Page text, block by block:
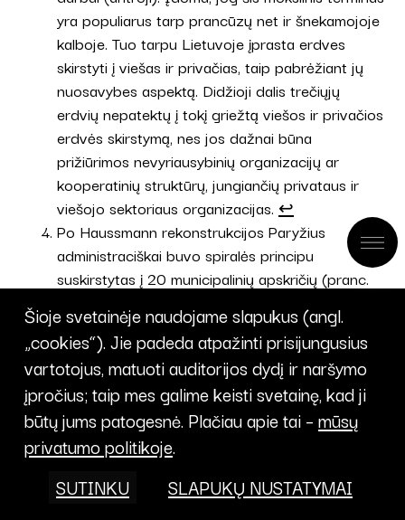
yra populiarus tarp prancūzų net ir šnekamojoje
kalboje. Tuo tarpu Lietuvoje įprasta erdves
skirstyti į viešas ir privačias, taip pabrėžiant jų
nuosavybes aspektą. Didžioji dalis trečiųjų
erdvių nepatektų į tokį griežtą viešos ir privačios
erdvės skirstymą, nes jos dažnai būna
prižiūrimos nevyriausybinių organizacijų ar
kooperatinių struktūrų, jungiančių privataus ir
viešojo sektoriaus organizacijas. ↩︎
Po Haussmann rekonstrukcijos Paryžius
administraciškai buvo spiralės principu
suskirstytas į 20 municipalinių apskričių (pranc.
↩︎
Šio metodo esmė savo kūnu patirti, kurti ir atlikti
veikimo erdvėje instrukcijas (angl. scores).↩︎
Kiek ironiška nes pats G.E. Haussmann norėjo
šias kapines sunaikinti, iškeliant jas už miesto.
↩︎
Paryžiaus plėtros metu didelė dalis pastatų
statybai ir gatvių tiesimui naudoto kalkakmenio ir
Šioje svetainėje naudojame slapukus (angl.
„cookies“). Jie padeda atpažinti prisijungusius
vartotojus, matuoti auditorijos dydį ir naršymo
įpročius; taip mes galime keisti svetainę, kad ji
būtų jums patogesnė. Plačiau apie tai –mūsų
privatumo politikoje.
SUTINKU
SLAPUKŲ NUSTATYMAI